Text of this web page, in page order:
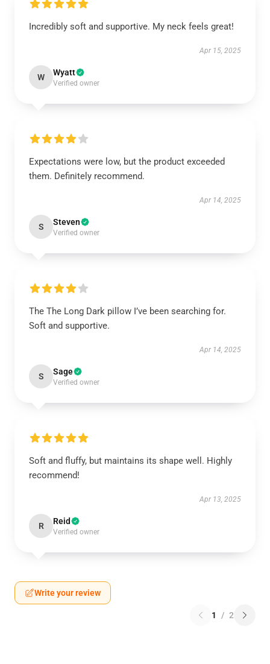
Incredibly soft and supportive. My neck feels great!
Apr 15, 2025
W Wyatt
Verified owner
Expectations were low, but the product exceeded
them. Definitely recommend.
Apr 14, 2025
S Steven
Verified owner
The The Long Dark pillow I’ve been searching for.
Soft and supportive.
Apr 14, 2025
S Sage
Verified owner
Soft and fluffy, but maintains its shape well. Highly
recommend!
Apr 13, 2025
R Reid
Verified owner
Write your review
1 / 2